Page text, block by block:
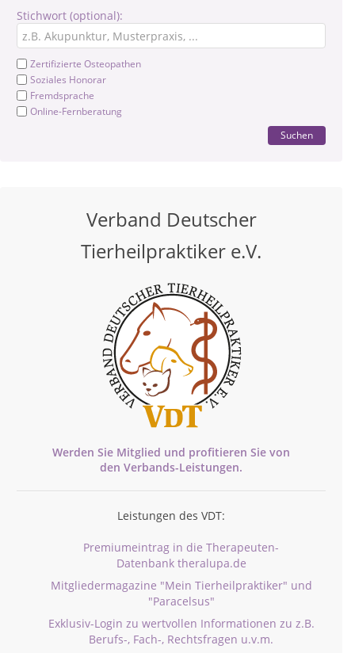
Stichwort (optional):
Zertifizierte Osteopathen
Soziales Honorar
Fremdsprache
Online-Fernberatung
Suchen
Verband Deutscher
Tierheilpraktiker e.V.
Werden Sie Mitglied und profitieren Sie von
den Verbands-Leistungen.
Leistungen des VDT:
Premiumeintrag in die Therapeuten-
Datenbank theralupa.de
Mitgliedermagazine "Mein Tierheilpraktiker" und
"Paracelsus"
Exklusiv-Login zu wertvollen Informationen zu z.B.
Berufs-, Fach-, Rechtsfragen u.v.m.